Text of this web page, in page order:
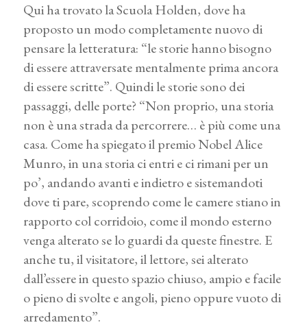
Qui ha trovato la Scuola Holden, dove ha
proposto un modo completamente nuovo di
pensare la letteratura: “le storie hanno bisogno
di essere attraversate mentalmente prima ancora
di essere scritte”. Quindi le storie sono dei
passaggi, delle porte? “Non proprio, una storia
non è una strada da percorrere… è più come una
casa. Come ha spiegato il premio Nobel Alice
Munro, in una storia ci entri e ci rimani per un
po’, andando avanti e indietro e sistemandoti
dove ti pare, scoprendo come le camere stiano in
rapporto col corridoio, come il mondo esterno
venga alterato se lo guardi da queste finestre. E
anche tu, il visitatore, il lettore, sei alterato
dall’essere in questo spazio chiuso, ampio e facile
o pieno di svolte e angoli, pieno oppure vuoto di
arredamento”.